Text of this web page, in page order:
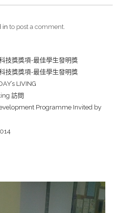
in to post a comment.
技獎獎項-最佳學生發明獎
技獎獎項-最佳學生發明獎
LIVING
訪問
Programme Invited by